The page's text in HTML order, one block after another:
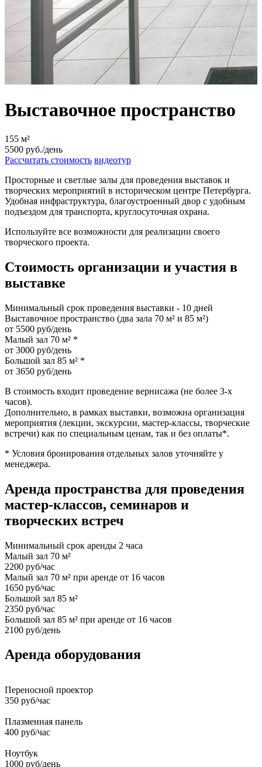
Выставочное пространство
155 м²
5500 руб./день
Рассчитать стоимость видеотур
Просторные и светлые залы для проведения выставок и
творческих мероприятий в историческом центре Петербурга.
Удобная инфраструктура, благоустроенный двор с удобным
подъездом для транспорта, круглосуточная охрана.
Используйте все возможности для реализации своего
творческого проекта.
Стоимость организации и участия в
выставке
Минимальный срок проведения выставки - 10 дней
Выставочное пространство (два зала 70 м² и 85 м²)
от 5500 руб/день
Малый зал 70 м² *
от 3000 руб/день
Большой зал 85 м² *
от 3650 руб/день
В стоимость входит проведение вернисажа (не более 3-х
часов).
Дополнительно, в рамках выставки, возможна организация
мероприятия (лекции, экскурсии, мастер-классы, творческие
встречи) как по специальным ценам, так и без оплаты*.
* Условия бронирования отдельных залов уточняйте у
менеджера.
Аренда пространства для проведения
мастер-классов, семинаров и
творческих встреч
Минимальный срок аренды 2 часа
Малый зал 70 м²
2200 руб/час
Малый зал 70 м² при аренде от 16 часов
1650 руб/час
Большой зал 85 м²
2350 руб/час
Большой зал 85 м² при аренде от 16 часов
2100 руб/день
Аренда оборудования
Переносной проектор
350 руб/час
Плазменная панель
400 руб/час
Ноутбук
1000 руб/день